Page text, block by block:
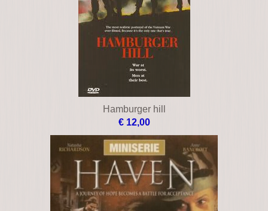
Hamburger hill
€ 12,00